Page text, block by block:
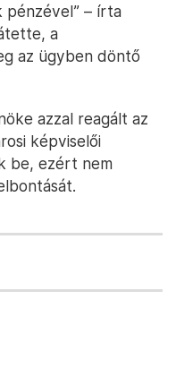
pénzével” – írta
a
az ügyben döntő
azzal reagált az
képviselői
be, ezért nem